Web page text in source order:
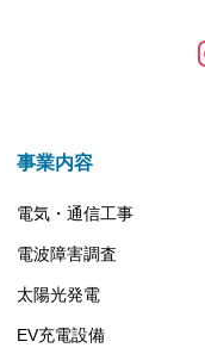
事業内容
電気・通信工事
電波障害調査
太陽光発電
EV充電設備